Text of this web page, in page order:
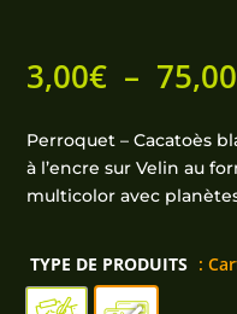
3,00€ – 75,00
Perroquet – Cacatoès
à l’encre sur Velin au
multicolor avec
TYPE DE PRODUITS :